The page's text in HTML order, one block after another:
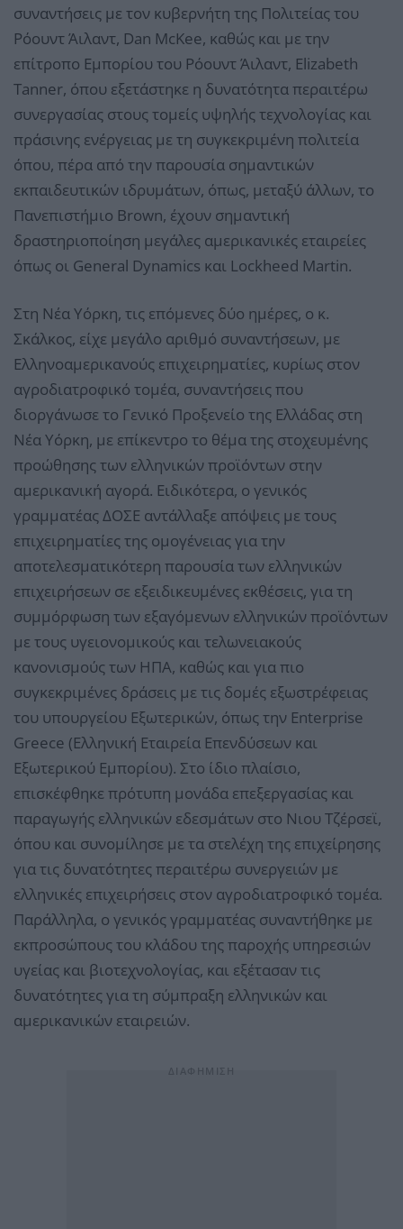
συναντήσεις με τον κυβερνήτη της Πολιτείας του
Ρόουντ Άιλαντ, Dan McKee, καθώς και με την
επίτροπο Εμπορίου του Ρόουντ Άιλαντ, Elizabeth
Tanner, όπου εξετάστηκε η δυνατότητα περαιτέρω
συνεργασίας στους τομείς υψηλής τεχνολογίας και
πράσινης ενέργειας με τη συγκεκριμένη πολιτεία
όπου, πέρα από την παρουσία σημαντικών
εκπαιδευτικών ιδρυμάτων, όπως, μεταξύ άλλων, το
Πανεπιστήμιο Brown, έχουν σημαντική
δραστηριοποίηση μεγάλες αμερικανικές εταιρείες
όπως οι General Dynamics και Lockheed Martin.
Στη Νέα Υόρκη, τις επόμενες δύο ημέρες, ο κ.
Σκάλκος, είχε μεγάλο αριθμό συναντήσεων, με
Ελληνοαμερικανούς επιχειρηματίες, κυρίως στον
αγροδιατροφικό τομέα, συναντήσεις που
διοργάνωσε το Γενικό Προξενείο της Ελλάδας στη
Νέα Υόρκη, με επίκεντρο το θέμα της στοχευμένης
προώθησης των ελληνικών προϊόντων στην
αμερικανική αγορά. Ειδικότερα, ο γενικός
γραμματέας ΔΟΣΕ αντάλλαξε απόψεις με τους
επιχειρηματίες της ομογένειας για την
αποτελεσματικότερη παρουσία των ελληνικών
επιχειρήσεων σε εξειδικευμένες εκθέσεις, για τη
συμμόρφωση των εξαγόμενων ελληνικών προϊόντων
με τους υγειονομικούς και τελωνειακούς
κανονισμούς των ΗΠΑ, καθώς και για πιο
συγκεκριμένες δράσεις με τις δομές εξωστρέφειας
του υπουργείου Εξωτερικών, όπως την Enterprise
Greece (Ελληνική Εταιρεία Επενδύσεων και
Εξωτερικού Εμπορίου). Στο ίδιο πλαίσιο,
επισκέφθηκε πρότυπη μονάδα επεξεργασίας και
παραγωγής ελληνικών εδεσμάτων στο Νιου Τζέρσεϊ,
όπου και συνομίλησε με τα στελέχη της επιχείρησης
για τις δυνατότητες περαιτέρω συνεργειών με
ελληνικές επιχειρήσεις στον αγροδιατροφικό τομέα.
Παράλληλα, ο γενικός γραμματέας συναντήθηκε με
εκπροσώπους του κλάδου της παροχής υπηρεσιών
υγείας και βιοτεχνολογίας, και εξέτασαν τις
δυνατότητες για τη σύμπραξη ελληνικών και
αμερικανικών εταιρειών.